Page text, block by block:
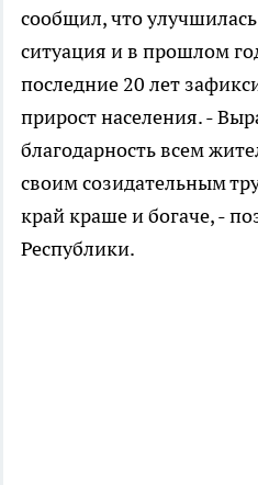
сообщил, что
ситуация и в прошлом
последние 20 лет
прирост населения. -
благодарность всем
своим созидательным
край краше и богаче, -
Республики.